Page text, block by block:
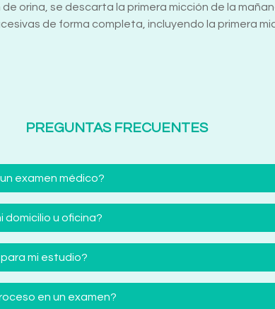
de orina, se descarta la primera micción de la
de forma completa, incluyendo la primera
PREGUNTAS FRECUENTES
examen médico?
domicilio u oficina?
mi estudio?
en un examen?